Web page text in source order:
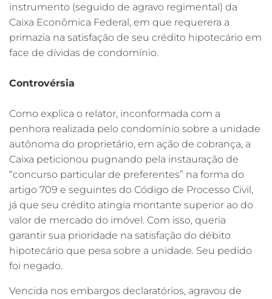
instrumento (seguido de agravo regimental) da
Caixa Econômica Federal, em que requerera a
primazia na satisfação de seu crédito hipotecário em
face de dívidas de condomínio.
Controvérsia
Como explica o relator, inconformada com a
penhora realizada pelo condomínio sobre a unidade
autônoma do proprietário, em ação de cobrança, a
Caixa peticionou pugnando pela instauração de
“concurso particular de preferentes” na forma do
artigo 709 e seguintes do Código de Processo Civil,
já que seu crédito atingia montante superior ao do
valor de mercado do imóvel. Com isso, queria
garantir sua prioridade na satisfação do débito
hipotecário que pesa sobre a unidade. Seu pedido
foi negado.
Vencida nos embargos declaratórios, agravou de